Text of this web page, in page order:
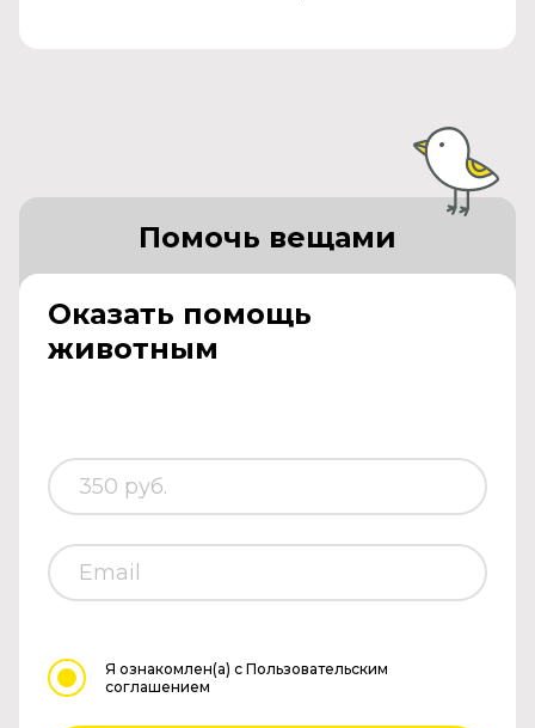
Оказать помощь
животным
Помочь вещами
Я ознакомлен(а) с Пользовательским
соглашением